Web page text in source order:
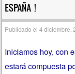
ESPAÑA !
Publicado el4 diciembre,
Iniciamos hoy, con
estará compuesta